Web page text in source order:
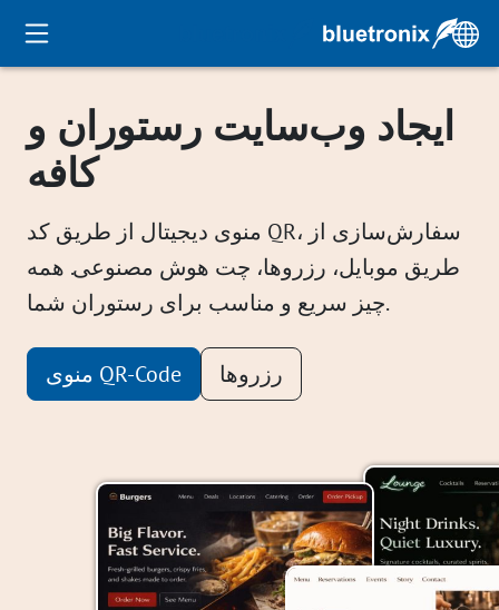
ایجاد وب‌سایت رستوران و
کافه
منوی دیجیتال از طریق کد QR، سفارش‌سازی از
طریق موبایل، رزروها، چت هوش مصنوعی. همه
چیز سریع و مناسب برای رستوران شما.
منوی QR-Code رزروها